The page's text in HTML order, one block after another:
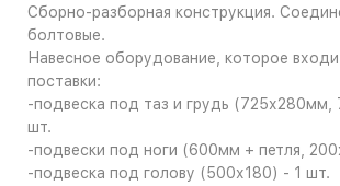
Сборно-разборная конструкция.
болтовые.
Навесное оборудование, которое
поставки:
-подвеска под таз и грудь
шт.
-подвески под ноги (600мм + петля,
-подвеска под голову (500х180) - 1 шт.